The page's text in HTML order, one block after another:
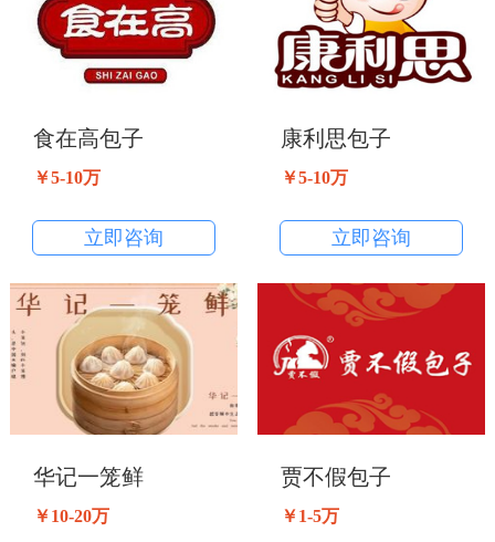
食在高包子
￥5-10万
立即咨询
康利思包子
￥5-10万
立即咨询
华记一笼鲜
￥10-20万
贾不假包子
￥1-5万